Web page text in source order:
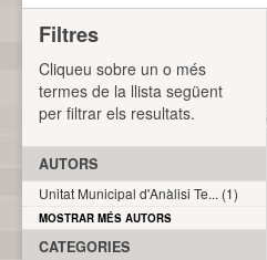
Filtres
Cliqueu sobre un o més
termes de la llista següent
per filtrar els resultats.
AUTORS
Unitat Municipal d'Anàlisi Te... (1)
MOSTRAR MÉS AUTORS
CATEGORIES